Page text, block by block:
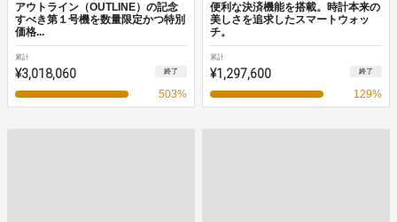
アウトライン（OUTLINE）の記念
すべき第１号機を数量限定かつ特別
価格...
累計
¥3,018,060 終了
503%
便利な決済機能を搭載。時計本来の
美しさを追求したスマートウォッ
チ。
累計
¥1,297,600 終了
129%